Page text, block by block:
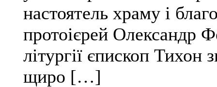
настоятель храму і
протоієрей Олександр
літургії єпископ Тихон
щиро […]